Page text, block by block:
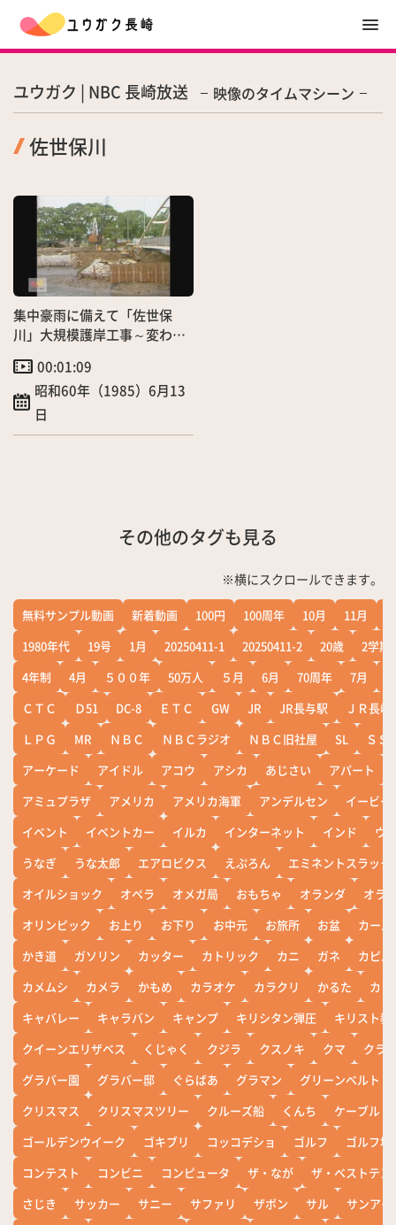
ユウガク | NBC 長崎放送 映像のタイムマシーン
佐世保川
集中豪雨に備えて「佐世保
川」大規模護岸工事～変わる
00:01:09
昭和60年（1985）6月13
日
その他のタグも見る
※横にスクロールできます。
無料サンプル動画 新着動画 100円 100周年 10月 11月
1980年代
19号 1月 20250411-1 20250411-2 20歳
2学期
4年制
4月 ５００年 50万人 ５月 6月 70周年 7月
ＣＴＣ
Ｄ51 DC-8 ＥＴＣ GW JR JR長与駅
ＪＲ長崎
ＬＰＧ
MR ＮＢＣ ＮＢＣラジオ ＮＢＣ旧社屋 SL
ＳＳ
アーケード
アイドル アコウ アシカ あじさい アパート
アミュプラザ
アメリカ アメリカ海軍 アンデルセン
イービー
イベント
イベントカー イルカ インターネット インド
ウ
うなぎ
うな太郎 エアロビクス えぷろん
エミネントスラック
オイルショック
オペラ オメガ局 おもちゃ オランダ
オラ
オリンピック
お上り お下り お中元 お旅所 お盆
カー
かき道
ガソリン カッター カトリック カニ ガネ
カピバ
カメムシ
カメラ かもめ カラオケ カラクリ かるた
カレ
キャバレー
キャラバン キャンプ キリシタン弾圧
キリスト教
クイーンエリザベス
くじゃく クジラ クスノキ クマ
クラ
グラバー園
グラバー邸 ぐらばあ グラマン
グリーンベルト
クリスマス
クリスマスツリー クルーズ船 くんち
ケーブル
ゴールデンウイーク
ゴキブリ コッコデショ ゴルフ
ゴルフ場
コンテスト
コンビニ コンピュータ ザ・なが
ザ・ベストテン
さじき
サッカー サニー サファリ ザボン サル
サンアイ